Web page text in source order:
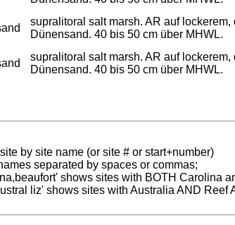
supralitoral salt marsh. AR auf
Dünensand. 40 bis 50 cm über MHWL.
supralitoral salt marsh. AR auf
Dünensand. 40 bis 50 cm über MHWL.
by site name (or site # or start+number)
separated by spaces or commas;
shows sites with BOTH Carolina
liz' shows sites with Australia AND Reef